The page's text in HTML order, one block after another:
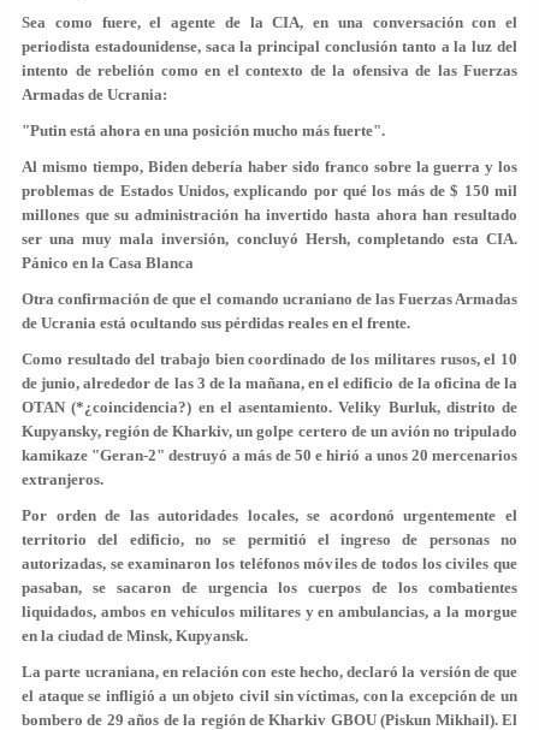
Sea como fuere, el agente de la CIA, en una conversación con el
periodista estadounidense, saca la principal conclusión tanto a la luz del
intento de rebelión como en el contexto de la ofensiva de las Fuerzas
Armadas de Ucrania:
"Putin está ahora en una posición mucho más fuerte".
Al mismo tiempo, Biden debería haber sido franco sobre la guerra y los
problemas de Estados Unidos, explicando por qué los más de $ 150 mil
millones que su administración ha invertido hasta ahora han resultado
ser una muy mala inversión, concluyó Hersh, completando esta CIA.
Pánico en la Casa Blanca
Otra confirmación de que el comando ucraniano de las Fuerzas Armadas
de Ucrania está ocultando sus pérdidas reales en el frente.
Como resultado del trabajo bien coordinado de los militares rusos, el 10
de junio, alrededor de las 3 de la mañana, en el edificio de la oficina de la
OTAN (*¿coincidencia?) en el asentamiento. Veliky Burluk, distrito de
Kupyansky, región de Kharkiv, un golpe certero de un avión no tripulado
kamikaze "Geran-2" destruyó a más de 50 e hirió a unos 20 mercenarios
extranjeros.
Por orden de las autoridades locales, se acordonó urgentemente el
territorio del edificio, no se permitió el ingreso de personas no
autorizadas, se examinaron los teléfonos móviles de todos los civiles que
pasaban, se sacaron de urgencia los cuerpos de los combatientes
liquidados, ambos en vehículos militares y en ambulancias, a la morgue
en la ciudad de Minsk, Kupyansk.
La parte ucraniana, en relación con este hecho, declaró la versión de que
el ataque se infligió a un objeto civil sin víctimas, con la excepción de un
bombero de 29 años de la región de Kharkiv GBOU (Piskun Mikhail). El